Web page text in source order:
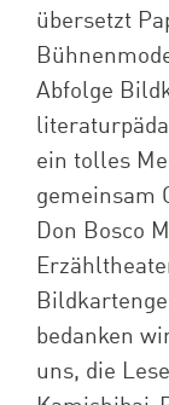
übersetzt
Abfolge
ein tolles
gemeinsam
Don Bosco
bedanken
uns, die